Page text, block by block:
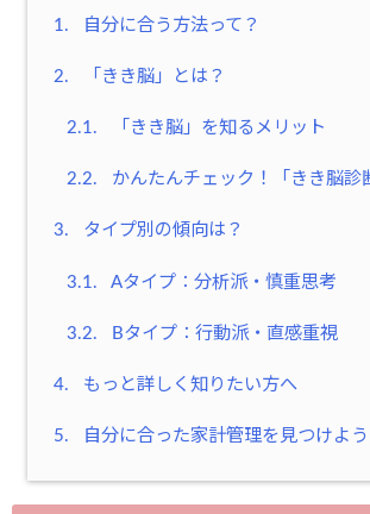
1. 自分に合う方法って？
2. 「きき脳」とは？
2.1. 「きき脳」を知るメリット
2.2. かんたんチェック！「きき脳診
3. タイプ別の傾向は？
3.1. Aタイプ：分析派・慎重思考
3.2. Bタイプ：行動派・直感重視
4. もっと詳しく知りたい方へ
5. 自分に合った家計管理を見つけよう